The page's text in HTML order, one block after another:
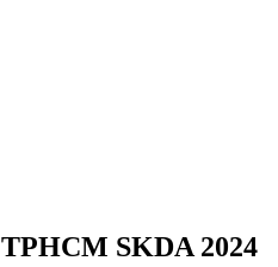
SKDA 2024